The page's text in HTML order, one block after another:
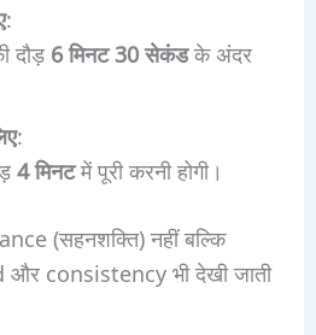
:
दौड़ 6 मिनट 30 सेकंडके अंदर
:
4 मिनटमें पूरी करनी होगी।
(सहनशक्ति) नहीं बल्कि
consistency भी देखी जाती